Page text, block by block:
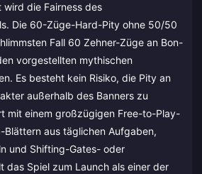
die Fairness des
Die 60-Züge-Hard-Pity ohne 50/50
Fall 60 Zehner-Züge an Bon-
vorgestellten mythischen
Es besteht kein Risiko, die Pity an
außerhalb des Banners zu
mit einem großzügigen Free-to-Play-
Blättern aus täglichen Aufgaben,
und Shifting-Gates- oder
das Spiel zum Launch als einer der